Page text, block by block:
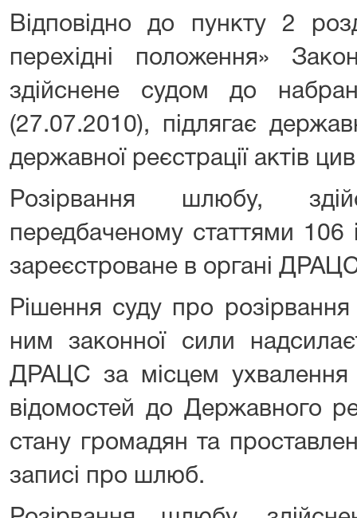
Відповідно до пункту 2
перехідні положення»
здійснене судом до
(27.07.2010), підлягає
державної реєстрації актів
Розірвання шлюбу,
передбаченому статтями
зареєстроване в органі
Рішення суду про
ним законної сили
ДРАЦС за місцем ухвалення
відомостей до Державного
стану громадян та
записі про шлюб.